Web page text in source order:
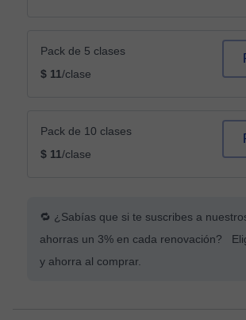
Pack de 5 clases
$ 11/clase
Pack de 10 clases
$ 11/clase
🔁 ¿Sabías que si te suscribes a
ahorras un 3% en cada renovación?
y ahorra al comprar.